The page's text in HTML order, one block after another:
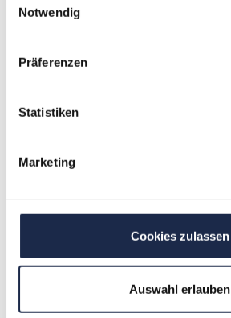
Notwendig
Präferenzen
Statistiken
Marketing
Cookies zulassen
Auswahl erlauben
E-Mail:kerstin.vogel@mvfp.de
WebSeminare